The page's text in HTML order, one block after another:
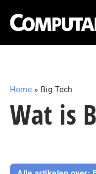
Home » Big Tech
Wat is